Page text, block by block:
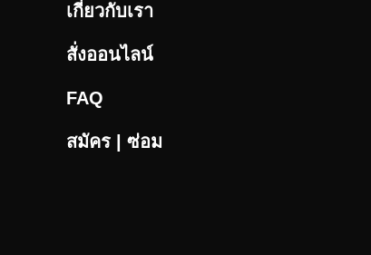
เกี่ยวกับเรา
สั่งออนไลน์
FAQ
สมัคร | ซ่อม